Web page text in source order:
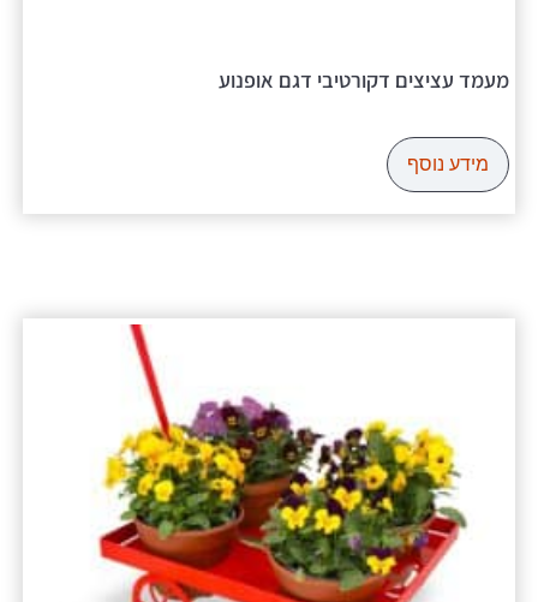
מעמד עציצים דקורטיבי דגם אופנוע
מידע נוסף